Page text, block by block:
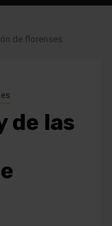
de florenses
de las